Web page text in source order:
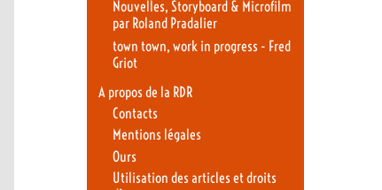
Nouvelles, Storyboard & Microfilm
par Roland Pradalier
town town, work in progress - Fred
Griot
A propos de la RDR
Contacts
Mentions légales
Ours
Utilisation des articles et droits